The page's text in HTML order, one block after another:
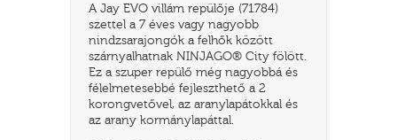
A Jay EVO villám repülője (71784)
szettel a 7 éves vagy nagyobb
nindzsarajongók a felhők között
szárnyalhatnak NINJAGO® City fölött.
Ez a szuper repülő még nagyobbá és
félelmetesebbé fejleszthető a 2
korongvetővel, az aranylapátokkal és
az arany kormánylapáttal.